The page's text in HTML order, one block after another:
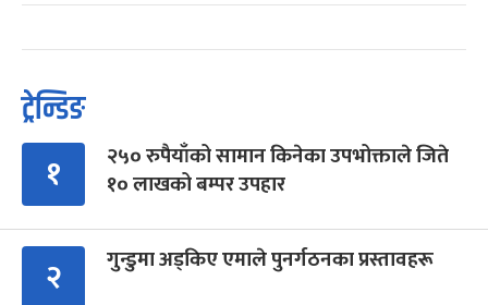
ट्रेन्डिङ
१
२५० रुपैयाँको सामान किनेका उपभोक्ताले जिते
१० लाखको बम्पर उपहार
२ गुन्डुमा अड्किए एमाले पुनर्गठनका प्रस्तावहरू